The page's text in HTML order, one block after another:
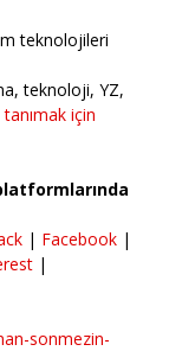
teknolojileri
teknoloji, YZ,
tanımak için
| Facebook |
|
sonmezin-